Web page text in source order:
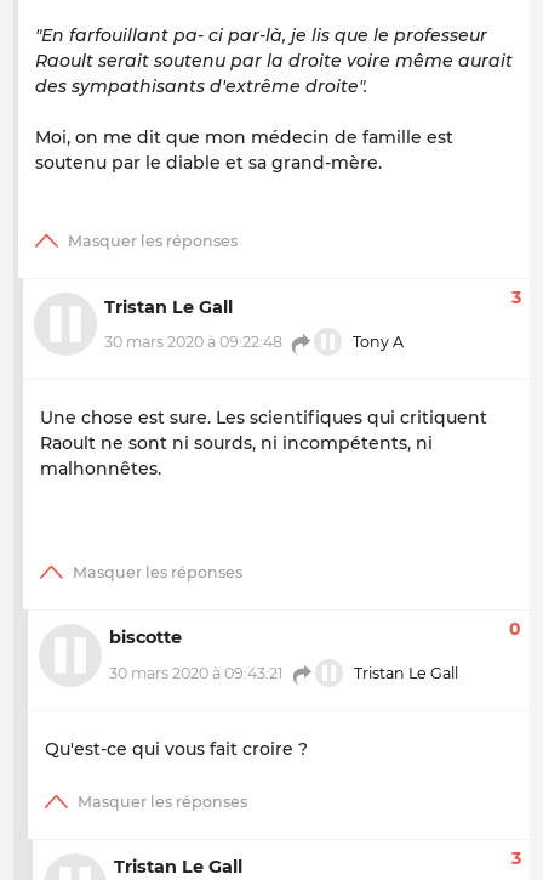
"En farfouillant pa- ci par-là, je lis que le professeur
Raoult serait soutenu par la droite voire même aurait
des sympathisants d'extrême droite".
Moi, on me dit que mon médecin de famille est
soutenu par le diable et sa grand-mère.
Tristan Le Gall
30 mars 2020 à 09:22:48 Tony A
3
Une chose est sure. Les scientifiques qui critiquent
Raoult ne sont ni sourds, ni incompétents, ni
malhonnêtes.
biscotte
30 mars 2020 à 09:43:21 Tristan Le Gall
0
Qu'est-ce qui vous fait croire ?
Tristan Le Gall 3